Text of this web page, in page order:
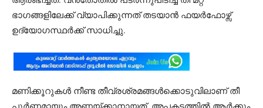
ഭാഗങ്ങളിലേക്ക് വ്യാപിക്കുന്നത് തടയാൻ ഫയർഫോഴ്സ്
ഉദ്യോഗസ്ഥർക്ക് സാധിച്ചു.
മണിക്കൂറുകൾ നീണ്ട തീവ്രശ്രമങ്ങൾക്കൊടുവിലാണ് തീ
പൂർണ്ണമായും അണയ്ക്കാനായത്. അപകടത്തിൽ ആർക്കും